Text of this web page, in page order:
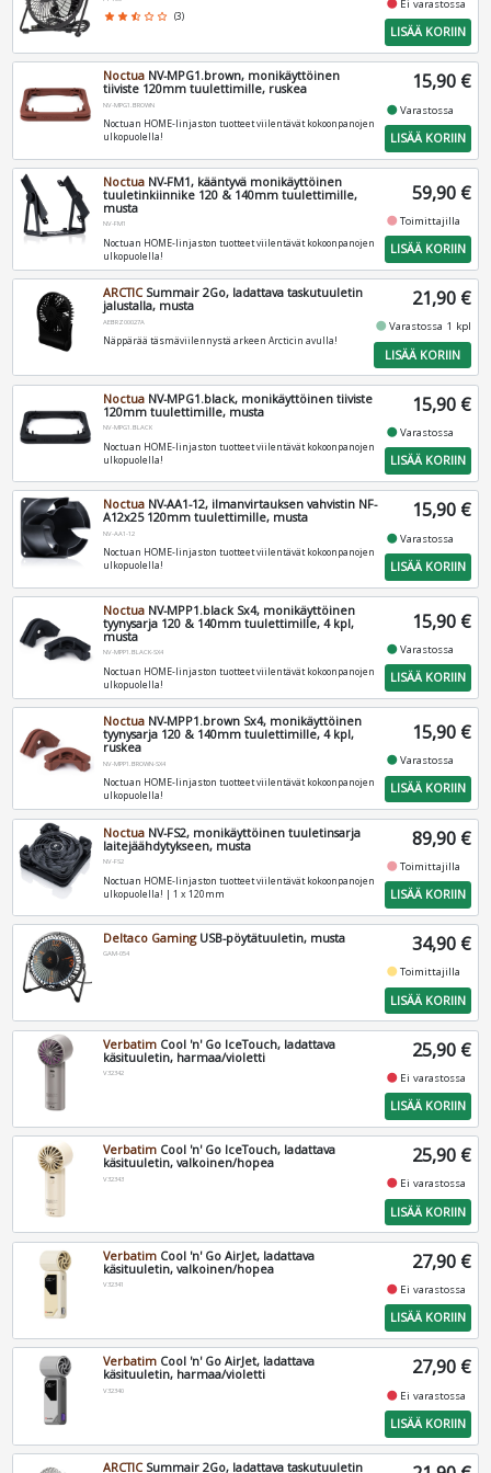
star star star_half star_border star_border (3)
fiber_manual_record Ei varastossa
LISÄÄ KORIIN
Noctua NV-MPG1.brown, monikäyttöinen
tiiviste 120mm tuulettimille, ruskea
NV-MPG1.BROWN
Noctuan HOME-linjaston tuotteet viilentävät kokoonpanojen
ulkopuolella!
15,90 €
fiber_manual_recordVarastossa
LISÄÄ KORIIN
Noctua NV-FM1, kääntyvä monikäyttöinen
tuuletinkiinnike 120 & 140mm tuulettimille,
musta
NV-FM1
Noctuan HOME-linjaston tuotteet viilentävät kokoonpanojen
ulkopuolella!
59,90 €
fiber_manual_recordToimittajilla
LISÄÄ KORIIN
ARCTICSummair 2Go, ladattava taskutuuletin
jalustalla, musta
AEBRZ00027A
Näppärää täsmäviilennystä arkeen Arcticin avulla!
21,90 €
fiber_manual_recordVarastossa 1 kpl
LISÄÄ KORIIN
Noctua NV-MPG1.black, monikäyttöinen tiiviste
120mm tuulettimille, musta
NV-MPG1.BLACK
Noctuan HOME-linjaston tuotteet viilentävät kokoonpanojen
ulkopuolella!
15,90 €
fiber_manual_recordVarastossa
LISÄÄ KORIIN
Noctua NV-AA1-12, ilmanvirtauksen vahvistin NF-
A12x25 120mm tuulettimille, musta
NV-AA1-12
Noctuan HOME-linjaston tuotteet viilentävät kokoonpanojen
ulkopuolella!
15,90 €
fiber_manual_recordVarastossa
LISÄÄ KORIIN
Noctua NV-MPP1.black Sx4, monikäyttöinen
tyynysarja 120 & 140mm tuulettimille, 4 kpl,
musta
NV-MPP1.BLACK-SX4
Noctuan HOME-linjaston tuotteet viilentävät kokoonpanojen
ulkopuolella!
15,90 €
fiber_manual_recordVarastossa
LISÄÄ KORIIN
Noctua NV-MPP1.brown Sx4, monikäyttöinen
tyynysarja 120 & 140mm tuulettimille, 4 kpl,
ruskea
NV-MPP1.BROWN-SX4
Noctuan HOME-linjaston tuotteet viilentävät kokoonpanojen
ulkopuolella!
15,90 €
fiber_manual_recordVarastossa
LISÄÄ KORIIN
Noctua NV-FS2, monikäyttöinen tuuletinsarja
laitejäähdytykseen, musta
NV-FS2
Noctuan HOME-linjaston tuotteet viilentävät kokoonpanojen
ulkopuolella! | 1 x 120mm
89,90 €
fiber_manual_recordToimittajilla
LISÄÄ KORIIN
Deltaco GamingUSB-pöytätuuletin, musta
GAM-054 34,90 €
fiber_manual_recordToimittajilla
LISÄÄ KORIIN
Verbatim Cool 'n' Go IceTouch, ladattava
käsituuletin, harmaa/violetti
V32342
25,90 €
fiber_manual_record Ei varastossa
LISÄÄ KORIIN
Verbatim Cool 'n' Go IceTouch, ladattava
käsituuletin, valkoinen/hopea
V32343
25,90 €
fiber_manual_record Ei varastossa
LISÄÄ KORIIN
Verbatim Cool 'n' Go AirJet, ladattava
käsituuletin, valkoinen/hopea
V32341
27,90 €
fiber_manual_record Ei varastossa
LISÄÄ KORIIN
Verbatim Cool 'n' Go AirJet, ladattava
käsituuletin, harmaa/violetti
V32340
27,90 €
fiber_manual_record Ei varastossa
LISÄÄ KORIIN
ARCTICSummair 2Go, ladattava taskutuuletin